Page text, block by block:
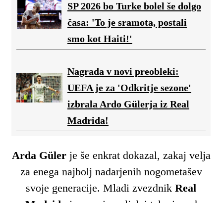
SP 2026 bo Turke bolel še dolgo
časa: 'To je sramota, postali
smo kot Haiti!'
Nagrada v novi preobleki:
UEFA je za 'Odkritje sezone'
izbrala Ardo Gülerja iz Real
Madrida!
Arda Gülerje še enkrat dokazal, zakaj velja
za enega najbolj nadarjenih nogometašev
svoje generacije. Mladi zvezdnik Real